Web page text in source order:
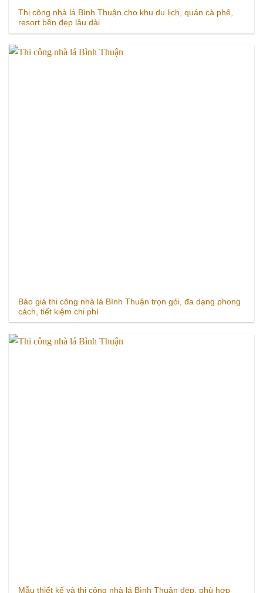
Thi công nhà lá Bình Thuận cho khu du lịch, quán cà phê,
resort bền đẹp lâu dài
Báo giá thi công nhà lá Bình Thuận trọn gói, đa dạng phong
cách, tiết kiệm chi phí
Mẫu thiết kế và thi công nhà lá Bình Thuận đẹp, phù hợp